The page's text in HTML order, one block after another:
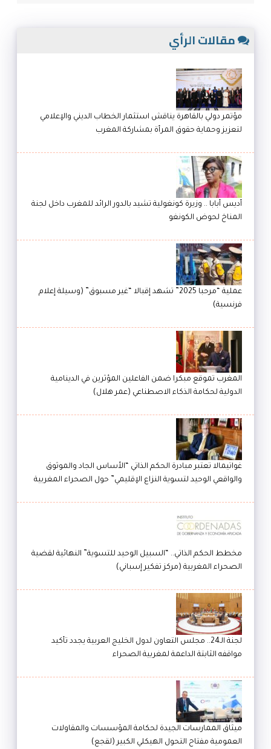
مقالات الرأي
مؤتمر دولي بالقاهرة يناقش استثمار الخطاب الديني والإعلامي
لتعزيز وحماية حقوق المرأة بمشاركة المغرب
أديس أبابا .. وزيرة كونغولية تشيد بالدور الرائد للمغرب داخل لجنة
المناخ لحوض الكونغو
عملية “مرحبا 2025” تشهد إقبالا “غير مسبوق” (وسيلة إعلام
فرنسية)
المغرب تموقع مبكرا ضمن الفاعلين المؤثرين في الدينامية
الدولية لحكامة الذكاء الاصطناعي (عمر هلال)
غواتيمالا تعتبر مبادرة الحكم الذاتي “الأساس الجاد والموثوق
والواقعي الوحيد لتسوية النزاع الإقليمي” حول الصحراء المغربية
مخطط الحكم الذاتي.. “السبيل الوحيد للتسوية” النهائية لقضية
الصحراء المغربية (مركز تفكير إسباني)
لجنة الـ24.. مجلس التعاون لدول الخليج العربية يجدد تأكيد
مواقفه الثابتة الداعمة لمغربية الصحراء
ميثاق الممارسات الجيدة لحكامة المؤسسات والمقاولات
العمومية مفتاح التحول الهيكلي الكبير (لقجع)